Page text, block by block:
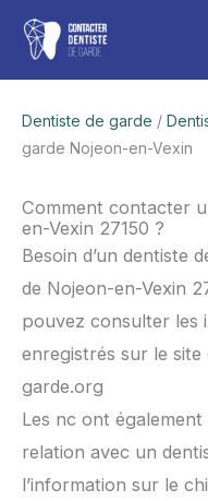
Aller
contenu
Dentiste de garde /
garde Nojeon-en-Vexin
Comment contacter
en-Vexin 27150 ?
Besoin d’un dentiste
de Nojeon-en-Vexin
pouvez consulter les
enregistrés sur le
garde.org
Les nc ont également
relation avec un
l’information sur le